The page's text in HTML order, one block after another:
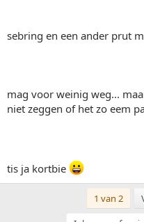
sebring en een ander prut
mag voor weinig weg...
niet zeggen of het zo eem
tis ja kortbie
1 van 2